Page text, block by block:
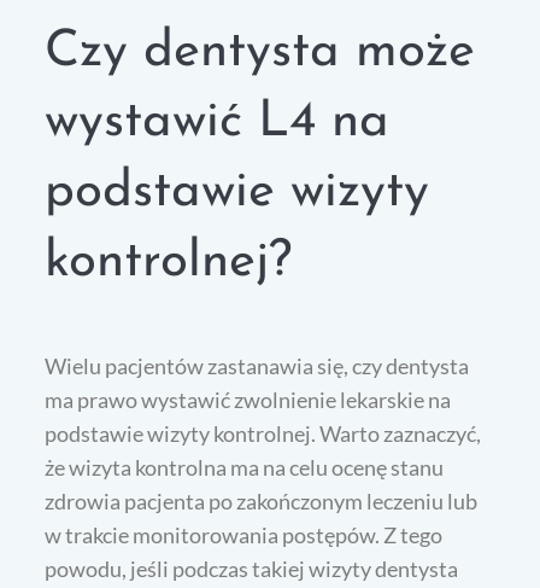
Czy dentysta może
wystawić L4 na
podstawie wizyty
kontrolnej?
Wielu pacjentów zastanawia się, czy dentysta
ma prawo wystawić zwolnienie lekarskie na
podstawie wizyty kontrolnej. Warto zaznaczyć,
że wizyta kontrolna ma na celu ocenę stanu
zdrowia pacjenta po zakończonym leczeniu lub
w trakcie monitorowania postępów. Z tego
powodu, jeśli podczas takiej wizyty dentysta